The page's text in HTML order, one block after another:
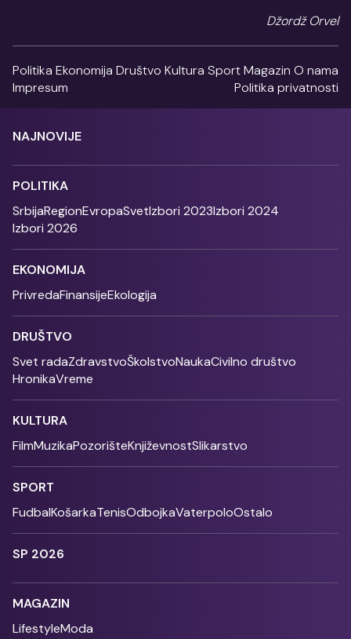
Džordž Orvel
Politika Ekonomija Društvo Kultura SportMagazin O nama
Impresum
Politika privatnosti
NAJNOVIJE
POLITIKA
SrbijaRegionEvropaSvetIzbori 2023Izbori 2024
Izbori 2026
EKONOMIJA
PrivredaFinansijeEkologija
DRUŠTVO
Svet radaZdravstvoŠkolstvoNaukaCivilno društvo
HronikaVreme
KULTURA
FilmMuzikaPozorišteKnjiževnostSlikarstvo
SPORT
FudbalKošarkaTenisOdbojkaVaterpoloOstalo
SP 2026
MAGAZIN
LifestyleModa